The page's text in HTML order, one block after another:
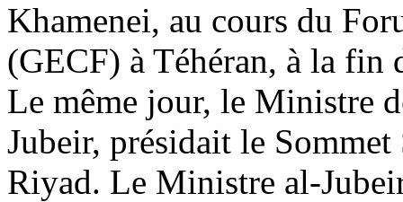
Khamenei, au cours du
(GECF) à Téhéran, à la fin
Le même jour, le Ministre
Jubeir, présidait le
Riyad. Le Ministre al-